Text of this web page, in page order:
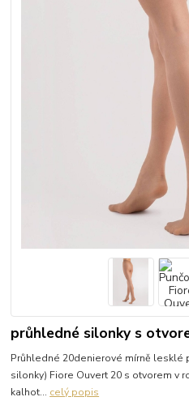
průhledné silonky s
Průhledné 20denierové mírně lesklé
silonky) Fiore Ouvert 20 s otvorem v
kalhot... celý popis